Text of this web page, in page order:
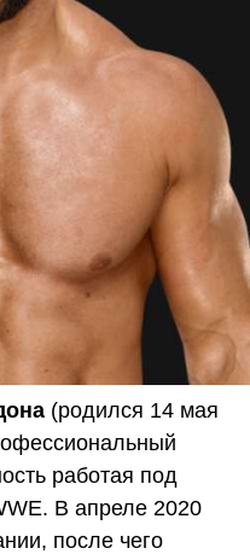
(родился 14 мая
работая под
В апреле 2020
после чего